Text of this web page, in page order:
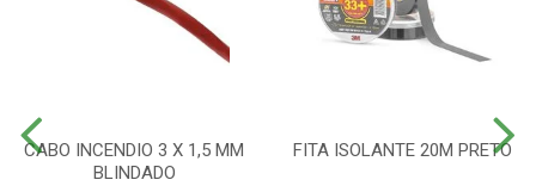
CABO INCENDIO 3 X 1,5 MM
BLINDADO
FITA ISOLANTE 20M PRETO